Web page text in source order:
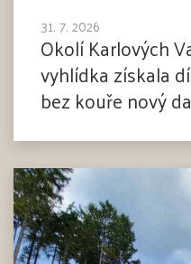
31. 7. 2026
Okolí Karlových
vyhlídka získala
bez kouře nový